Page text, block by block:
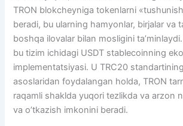
TRON blokcheyniga tokenlarni
beradi, bu ularning hamyonlar, birjalar va
boshqa ilovalar bilan mosligini
bu tizim ichidagi USDT stablecoinning
implementatsiyasi. U TRC20
asoslaridan foydalangan holda, TRON
raqamli shaklda yuqori tezlikda va arzon
va o’tkazish imkonini beradi.